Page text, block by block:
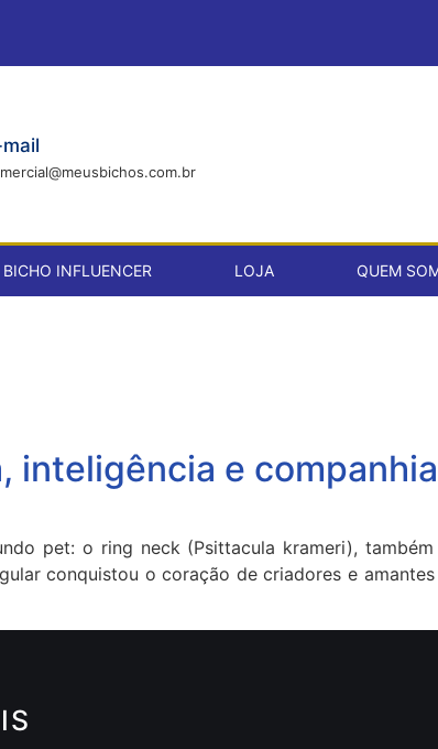
BICHO INFLUENCER LOJA QUEM
inteligência e companhia
pet: o ring neck (Psittacula krameri),
conquistou o coração de criadores e